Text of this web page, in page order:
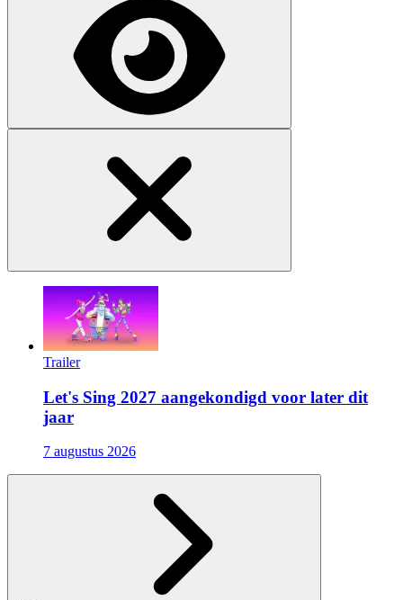
Trailer
Let's Sing 2027 aangekondigd voor later dit
jaar
7 augustus 2026